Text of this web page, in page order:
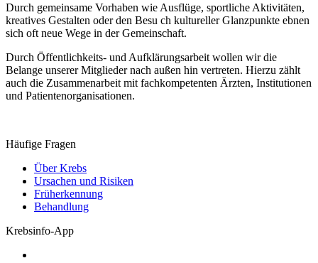
Durch gemeinsame Vorhaben wie Ausflüge, sportliche Aktivitäten,
kreatives Gestalten oder den Besu ch kultureller Glanzpunkte ebnen
sich oft neue Wege in der Gemeinschaft.
Durch Öffentlichkeits- und Aufklärungsarbeit wollen wir die
Belange unserer Mitglieder nach außen hin vertreten. Hierzu zählt
auch die Zusammenarbeit mit fachkompetenten Ärzten, Institutionen
und Patientenorganisationen.
Häufige Fragen
Über Krebs
Ursachen und Risiken
Früherkennung
Behandlung
Krebsinfo-App